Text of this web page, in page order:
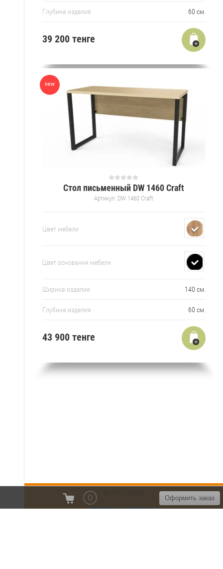
Глубина изделия 60 см.
39 200тенге
Стол письменный DW 1460 Craft
Артикул: DW 1460 Craft
Цвет мебели
Цвет основания мебели
Ширина изделия 140 см.
Глубина изделия 60 см.
new
43 900тенге
Оформить заказ
0